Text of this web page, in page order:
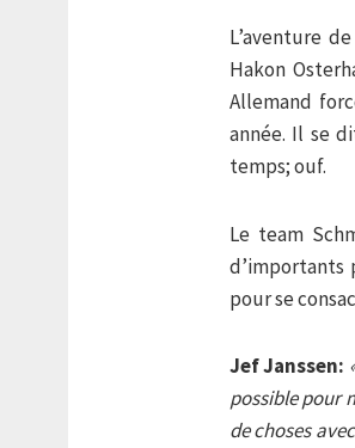
L’aventure
Hakon
Allemand
année. Il se
temps; ouf.
Le team
d’importants
pour se
Jef Janssen:
possible pour
de choses